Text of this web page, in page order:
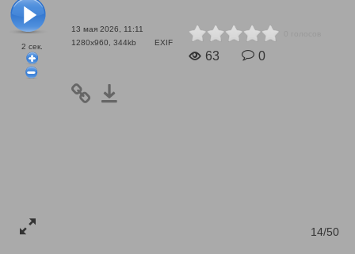
2 сек.
13 мая 2026, 11:11
1280x960, 344kb
EXIF
63 0
14/50